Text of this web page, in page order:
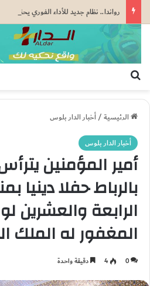
الرئيسية/أخبار الدار بلوس
أخبار الدار بلوس
أمير المؤمنين
بالرباط حفلا دينيا
الرابعة والعشرين
المغفور له الملك
0
4 دقيقة واحدة